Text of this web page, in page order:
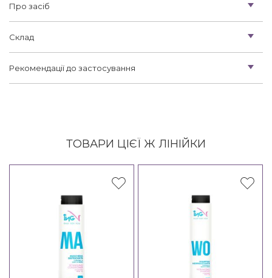
Про засіб
Склад
Рекомендації до застосування
ТОВАРИ ЦІЄЇ Ж ЛІНІЙКИ